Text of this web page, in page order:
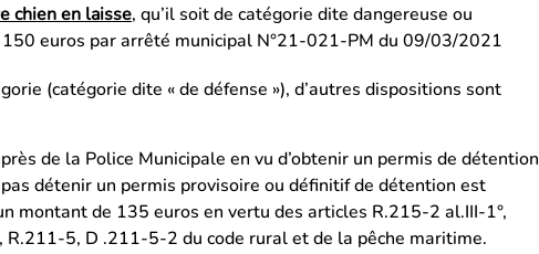
chien en laisse, qu’il soit de catégorie dite dangereuse ou
150 euros par arrêté municipal N°21-021-PM du 09/03/2021
(catégorie dite « de défense »), d’autres dispositions sont
de la Police Municipale en vu d’obtenir un permis de détention
détenir un permis provisoire ou définitif de détention est
montant de 135 euros en vertu des articles R.215-2 al.III-1°,
5, D .211-5-2 du code rural et de la pêche maritime.